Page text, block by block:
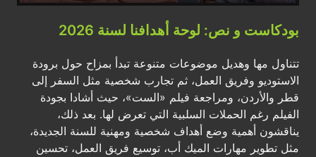
بودكاست و نص: لوحة أهدافنا لسنة 2026
تتناول مها وهديل موضوعات متنوعة تبدأ بمزاح حول برودة
الاستوديو وفريق العمل، ثم تجارب شخصية مثل السفر إلى
قطر والأردن، ومراجعة فيلم «الست»، حيث أشادا بجودة
الفيلم رغم الحملات السلبية التي تعرض لها. بعد ذلك،
يناقشون أهمية وضع أهداف شخصية ومهنية للسنة الجديدة،
مثل تطوير مهارات الميك أب، توسيع فريق العمل، تحسين